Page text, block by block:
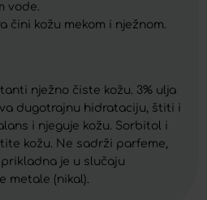
vode.
čini kožu mekom i nježnom.
nježno čiste kožu. 3% ulja
dugotrajnu hidrataciju, štiti i
i njeguje kožu. Sorbitol i
kožu. Ne sadrži parfeme,
je u slučaju
metale (nikal).